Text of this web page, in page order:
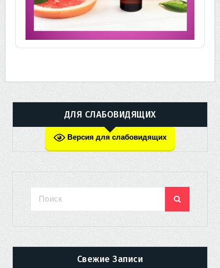
ДЛЯ СЛАБОВИДЯЩИХ
Версия для слабовидящих
Свежие Записи